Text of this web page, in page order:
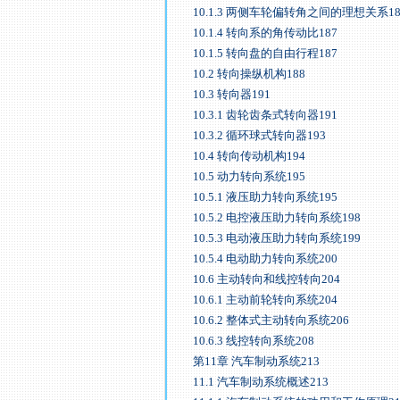
10.1.3 两侧车轮偏转角之间的理想关系
10.1.4 转向系的角传动比187
10.1.5 转向盘的自由行程187
10.2 转向操纵机构188
10.3 转向器191
10.3.1 齿轮齿条式转向器191
10.3.2 循环球式转向器193
10.4 转向传动机构194
10.5 动力转向系统195
10.5.1 液压助力转向系统195
10.5.2 电控液压助力转向系统198
10.5.3 电动液压助力转向系统199
10.5.4 电动助力转向系统200
10.6 主动转向和线控转向204
10.6.1 主动前轮转向系统204
10.6.2 整体式主动转向系统206
10.6.3 线控转向系统208
第11章 汽车制动系统213
11.1 汽车制动系统概述213